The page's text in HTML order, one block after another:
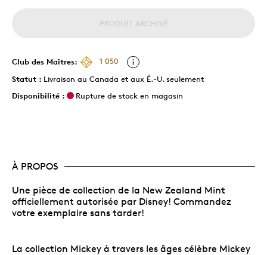
PRODUIT ARCHIVÉ
Club des Maîtres:
1 050
Statut : Livraison au Canada et aux É.-U. seulement
Disponibilité :
Rupture de stock en magasin
À PROPOS
Une pièce de collection de la New Zealand Mint
officiellement autorisée par Disney! Commandez
votre exemplaire sans tarder!
La collection Mickey à travers les âges célèbre Mickey